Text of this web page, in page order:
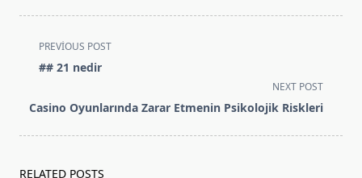
<span
class="nav-
screen-
text">Page</span>
PREVIOUS POST
## 21 nedir
NEXT POST
Casino Oyunlarında Zarar Etmenin Psikolojik Riskleri
RELATED POSTS